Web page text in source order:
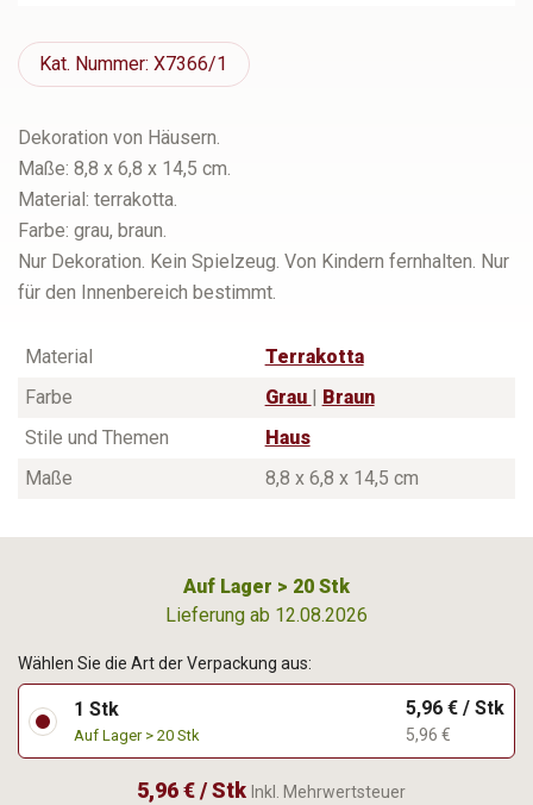
Kat. Nummer: X7366/1
Dekoration von Häusern.
Maße: 8,8 x 6,8 x 14,5 cm.
Material: terrakotta.
Farbe: grau, braun.
Nur Dekoration. Kein Spielzeug. Von Kindern fernhalten. Nur
für den Innenbereich bestimmt.
Material
Terrakotta
Farbe
Grau
Braun
Stile und Themen
Haus
Maße
8,8 x 6,8 x 14,5 cm
Auf Lager > 20 Stk
Lieferung ab 12.08.2026
Wählen Sie die Art der Verpackung aus:
1 Stk
Auf Lager > 20 Stk
5,96 € / Stk
5,96 €
5,96 € / Stk Inkl. Mehrwertsteuer